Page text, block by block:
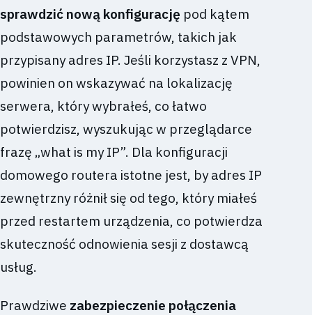
sprawdzić nową konfigurację pod kątem
podstawowych parametrów, takich jak
przypisany adres IP. Jeśli korzystasz z VPN,
powinien on wskazywać na lokalizację
serwera, który wybrałeś, co łatwo
potwierdzisz, wyszukując w przeglądarce
frazę „what is my IP”. Dla konfiguracji
domowego routera istotne jest, by adres IP
zewnętrzny różnił się od tego, który miałeś
przed restartem urządzenia, co potwierdza
skuteczność odnowienia sesji z dostawcą
usług.
Prawdziwe zabezpieczenie połączenia